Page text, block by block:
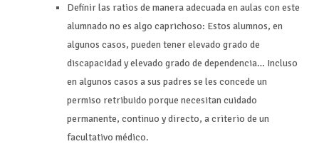
Definir las ratios de manera adecuada en aulas con este
alumnado no es algo caprichoso: Estos alumnos, en
algunos casos, pueden tener elevado grado de
discapacidad y elevado grado de dependencia… Incluso
en algunos casos a sus padres se les concede un
permiso retribuido porque necesitan cuidado
permanente, continuo y directo, a criterio de un
facultativo médico.